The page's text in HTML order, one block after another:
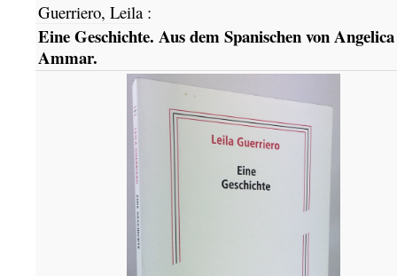
Guerriero, Leila:
Eine Geschichte. Aus dem Spanischen von Angelica
Ammar.